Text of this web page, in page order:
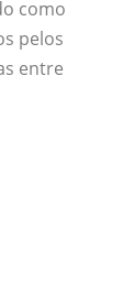
como
pelos
entre